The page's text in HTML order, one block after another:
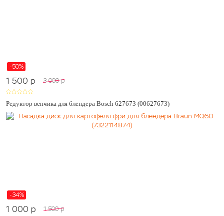
-50%
1 500 p 3 000 p
Редуктор венчика для блендера Bosch 627673 (00627673)
-34%
1 000 p 1 500 p